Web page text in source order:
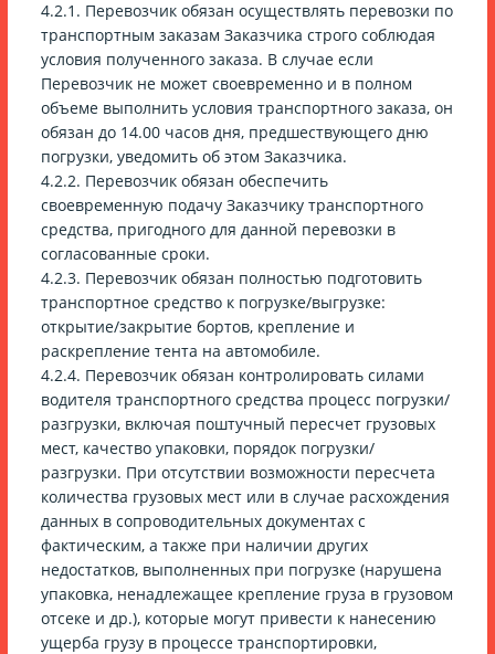
4.2.1. Перевозчик обязан осуществлять перевозки по
транспортным заказам Заказчика строго соблюдая
условия полученного заказа. В случае если
Перевозчик не может своевременно и в полном
объеме выполнить условия транспортного заказа, он
обязан до 14.00 часов дня, предшествующего дню
погрузки, уведомить об этом Заказчика.
4.2.2. Перевозчик обязан обеспечить
своевременную подачу Заказчику транспортного
средства, пригодного для данной перевозки в
согласованные сроки.
4.2.3. Перевозчик обязан полностью подготовить
транспортное средство к погрузке/выгрузке:
открытие/закрытие бортов, крепление и
раскрепление тента на автомобиле.
4.2.4. Перевозчик обязан контролировать силами
водителя транспортного средства процесс погрузки/
разгрузки, включая поштучный пересчет грузовых
мест, качество упаковки, порядок погрузки/
разгрузки. При отсутствии возможности пересчета
количества грузовых мест или в случае расхождения
данных в сопроводительных документах с
фактическим, а также при наличии других
недостатков, выполненных при погрузке (нарушена
упаковка, ненадлежащее крепление груза в грузовом
отсеке и др.), которые могут привести к нанесению
ущерба грузу в процессе транспортировки,